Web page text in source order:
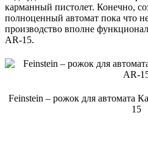
карманный пистолет. Конечно,
полноценный автомат пока что
производство вполне
AR-15.
Feinstein – рожок для автомата
15